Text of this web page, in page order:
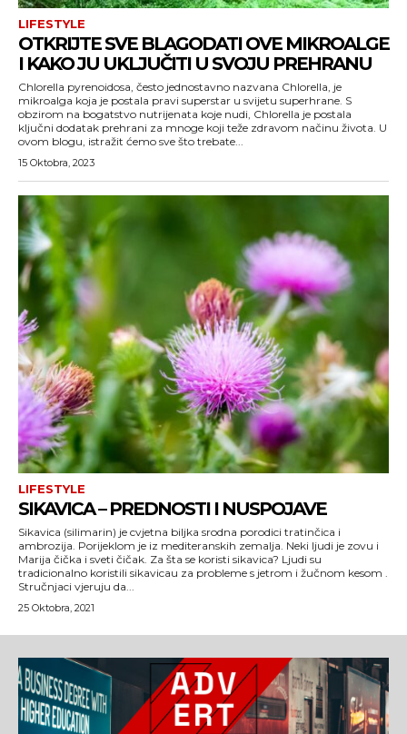
LIFESTYLE
OTKRIJTE SVE BLAGODATI OVE MIKROALGE
I KAKO JU UKLJUČITI U SVOJU PREHRANU
Chlorella pyrenoidosa, često jednostavno nazvana Chlorella, je
mikroalga koja je postala pravi superstar u svijetu superhrane. S
obzirom na bogatstvo nutrijenata koje nudi, Chlorella je postala
ključni dodatak prehrani za mnoge koji teže zdravom načinu života. U
ovom blogu, istražit ćemo sve što trebate...
15 Oktobra, 2023
LIFESTYLE
SIKAVICA – PREDNOSTI I NUSPOJAVE
Sikavica (silimarin) je cvjetna biljka srodna porodici tratinčica i
ambrozija. Porijeklom je iz mediteranskih zemalja. Neki ljudi je zovu i
Marija čička i sveti čičak. Za šta se koristi sikavica? Ljudi su
tradicionalno koristili sikavicau za probleme s jetrom i žučnom kesom .
Stručnjaci vjeruju da...
25 Oktobra, 2021